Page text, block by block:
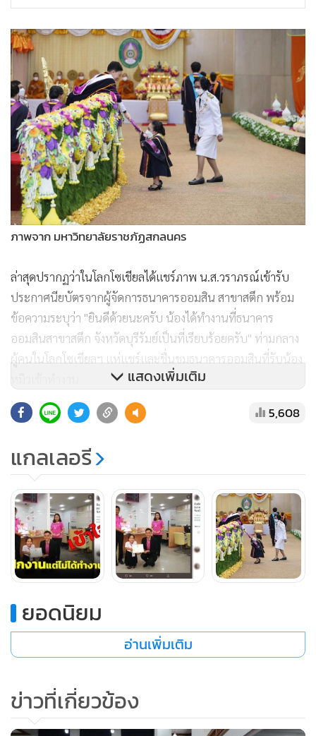
ภาพจาก มหาวิทยาลัยราชภัฏสกลนคร
ล่าสุดปรากฏว่าในโลกโซเชียลได้แชร์ภาพ น.ส.วราภรณ์เข้ารับ
ประกาศนียบัตรจากผู้จัดการธนาคารออมสิน สาขาสตึก พร้อม
ข้อความระบุว่า "ยินดีด้วยนะครับ น้องได้ทำงานที่ธนาคาร
ออมสินสาขาสตึก จังหวัดบุรีรัมย์เป็นที่เรียบร้อยครับ" ท่ามกลาง
ผู้คนในโลกโซเชียลฯ แห่แชร์และชื่นชมธนาคารออมสินที่รับน้อง
อย่างไรก็ตาม เมื่อเวลาประมาณ 16.50 น. ทีมข่าวโซเชียลฯ MGR
น.ส.วราภรณ์ทำงานที่ธนาคารออมสินแล้วจริงหรือไม่ ได้รับคำ
ตอบว่า น.ส.วราภรณ์เคยมาฝึกงานที่นี่ และจบออกไปแล้ว แต่
ปัจจุบันไม่ได้ทำงานที่ธนาคารออมสิน สาขาสตึกแต่อย่างใด
แสดงเพิ่มเติม
5,608
แกลเลอรี
ยอดนิยม
อ่านเพิ่มเติม
ข่าวที่เกี่ยวข้อง